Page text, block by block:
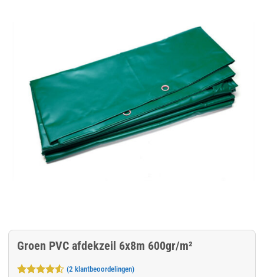
Groen PVC afdekzeil 6x8m 600gr/m²
(2 klantbeoordelingen)